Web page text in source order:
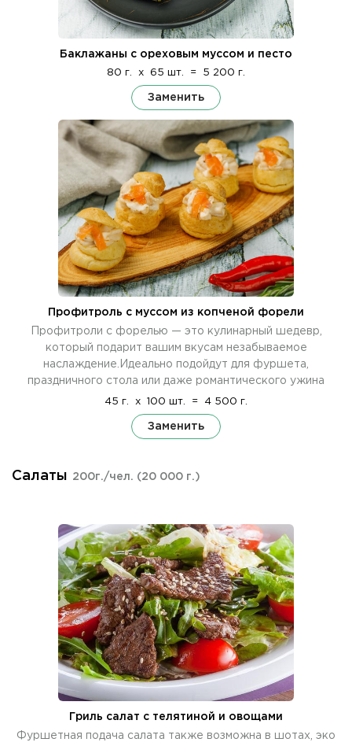
Баклажаны с ореховым муссом и песто
80 г. x 65 шт. = 5 200 г.
Заменить
Профитроль c муссом из копченой форели
Профитроли с форелью — это кулинарный шедевр,
который подарит вашим вкусам незабываемое
наслаждение.Идеально подойдут для фуршета,
праздничного стола или даже романтического ужина
45 г. x 100 шт. = 4 500 г.
Заменить
Салаты 200г./чел. (20 000 г.)
Гриль салат с телятиной и овощами
Фуршетная подача салата также возможна в шотах, эко